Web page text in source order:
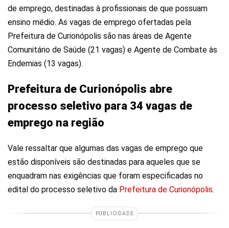
de emprego, destinadas à profissionais de que possuam
ensino médio. As vagas de emprego ofertadas pela
Prefeitura de Curionópolis são nas áreas de Agente
Comunitário de Saúde (21 vagas) e Agente de Combate às
Endemias (13 vagas).
Prefeitura de Curionópolis abre
processo seletivo para 34 vagas de
emprego na região
Vale ressaltar que algumas das vagas de emprego que
estão disponíveis são destinadas para aqueles que se
enquadram nas exigências que foram especificadas no
edital do processo seletivo da Prefeitura de Curionópolis.
PUBLICIDADE